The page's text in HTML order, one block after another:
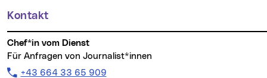
Kontakt
Chef*in vom Dienst
Für Anfragen von Journalist*innen
Telefon:
+43 664 33 65 909